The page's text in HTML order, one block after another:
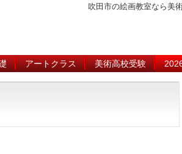
吹田市の絵画教室なら美
アートクラス 美術高校受験